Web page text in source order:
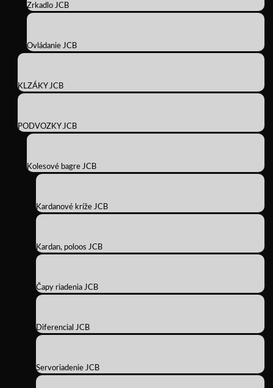
Zrkadlo JCB
Ovládanie JCB
KLZÁKY JCB
PODVOZKY JCB
Kolesové bagre JCB
Kardanové kríže JCB
Kardan, poloos JCB
Čapy riadenia JCB
Diferencial JCB
Servoriadenie JCB